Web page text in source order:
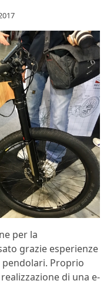
per la
grazie esperienze
Proprio
di una e-